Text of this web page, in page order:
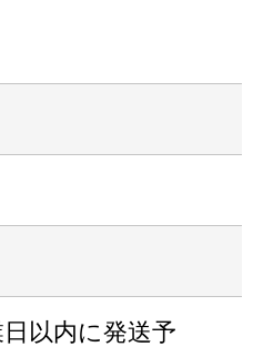
以内に発送予